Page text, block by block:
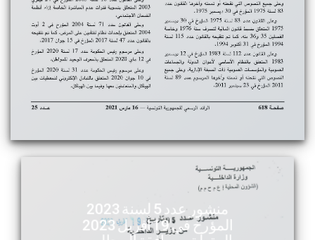
منشور عدد 5 لسنة 2023
المؤرخ في 19 أفريل 2023